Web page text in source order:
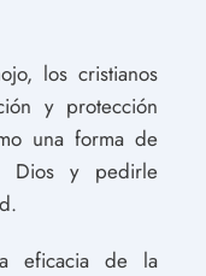
los cristianos
y protección
una forma de
Dios y pedirle
eficacia de la